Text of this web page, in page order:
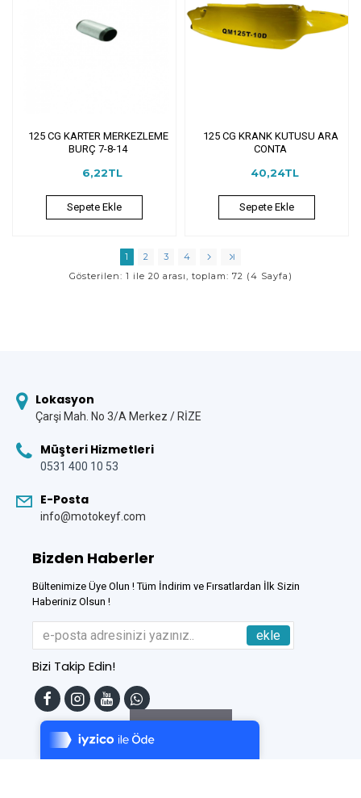
Tek Tıkla Ödeme Kolaylığı
7/24 Canlı Destek
%100 Sorunsuz Alışveriş
125 CG KARTER MERKEZLEME
BURÇ 7-8-14
6,22TL
Sepete Ekle
125 CG KRANK KUTUSU ARA
CONTA
40,24TL
Sepete Ekle
1 2 3
4
Gösterilen: 1 ile 20 arası, toplam: 72 (4 Sayfa)
Lokasyon
Çarşi Mah. No 3/A Merkez / RİZE
Müşteri Hizmetleri
0531 400 10 53
E-Posta
info@motokeyf.com
Bizden Haberler
Bültenimize Üye Olun ! Tüm İndirim ve Fırsatlardan İlk Sizin
Haberiniz Olsun !
ekle
Bizi Takip Edin!
Filtreleme